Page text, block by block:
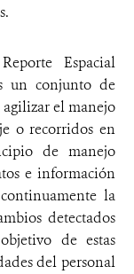
Espacial
un conjunto de
agilizar el manejo
o recorridos en
de manejo
e información
la
detectados
de estas
del personal